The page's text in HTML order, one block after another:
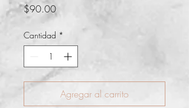
$90.00Precio
Cantidad *
Agregar al carrito